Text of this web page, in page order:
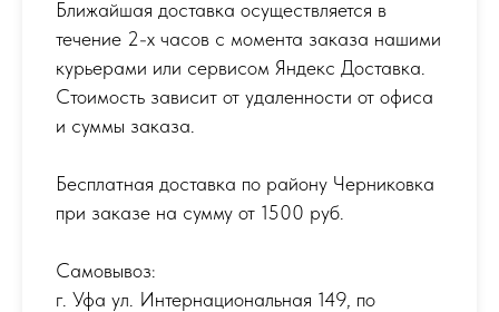
Ближайшая доставка осуществляется в
течение 2-х часов с момента заказа нашими
курьерами или сервисом Яндекс Доставка.
Стоимость зависит от удаленности от офиса
и суммы заказа.
Бесплатная доставка по району Черниковка
при заказе на сумму от 1500 руб.
Самовывоз:
г. Уфа ул. Интернациональная 149, по